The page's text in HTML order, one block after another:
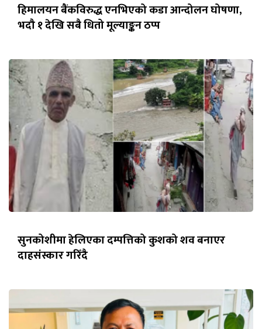
हिमालयन बैंकविरुद्ध एनभिएको कडा आन्दोलन घोषणा,
भदौ १ देखि सबै धितो मूल्याङ्कन ठप्प
सुनकोशीमा हेलिएका दम्पत्तिको कुशको शव बनाएर
दाहसंस्कार गरिँदै